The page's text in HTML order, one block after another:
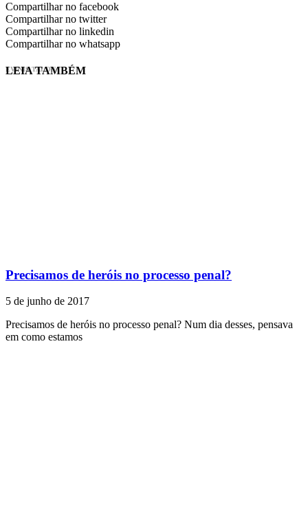
Compartilhar no facebook
Compartilhar no twitter
Compartilhar no linkedin
Compartilhar no whatsapp
EVINIS TALON
LEIA TAMBÉM
Precisamos de heróis no processo penal?
5 de junho de 2017
Precisamos de heróis no processo penal? Num dia desses, pensava
em como estamos